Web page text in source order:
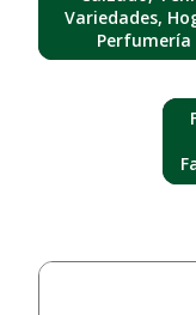
Variedades,
Perfumería